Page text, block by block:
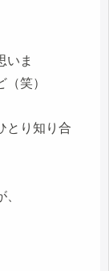
いま
笑）
とり知り合